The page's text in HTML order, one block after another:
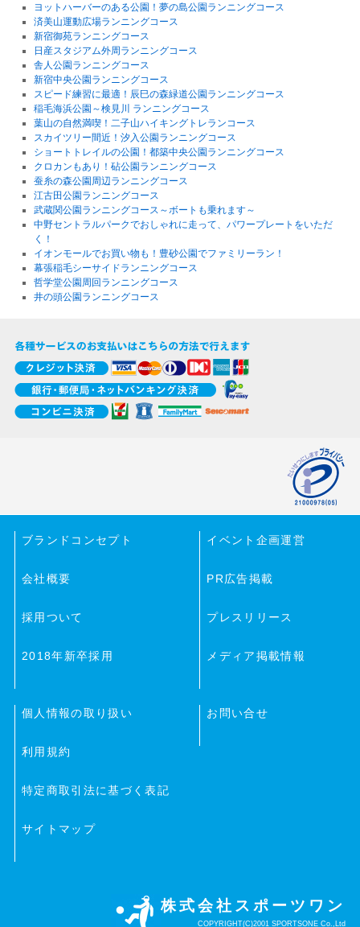
ヨットハーバーのある公園！夢の島公園ランニングコース
済美山運動広場ランニングコース
新宿御苑ランニングコース
日産スタジアム外周ランニングコース
舎人公園ランニングコース
新宿中央公園ランニングコース
スピード練習に最適！辰巳の森緑道公園ランニングコース
稲毛海浜公園～検見川 ランニングコース
葉山の自然満喫！二子山ハイキングトレランコース
スカイツリー間近！汐入公園ランニングコース
ショートトレイルの公園！都築中央公園ランニングコース
クロカンもあり！砧公園ランニングコース
蚕糸の森公園周辺ランニングコース
江古田公園ランニングコース
武蔵関公園ランニングコース～ボートも乗れます～
中野セントラルパークでおしゃれに走って、パワープレートをいただ
く！
イオンモールでお買い物も！豊砂公園でファミリーラン！
幕張稲毛シーサイドランニングコース
哲学堂公園周回ランニングコース
井の頭公園ランニングコース
ブランドコンセプト
会社概要
採用ついて
2018年新卒採用
イベント企画運営
PR広告掲載
プレスリリース
メディア掲載情報
個人情報の取り扱い
利用規約
特定商取引法に基づく表記
サイトマップ
お問い合せ
株式会社スポーツワン
COPYRIGHT(C)2001 SPORTSONE Co.,Ltd